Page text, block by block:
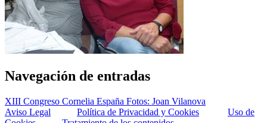
Navegación de entradas
XIII Congreso Cornelia España Fotos: Joan Vilanova
Aviso Legal
Política de Privacidad y Cookies
Uso de